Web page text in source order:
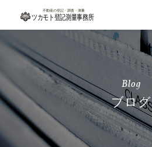
Blog
ブログ